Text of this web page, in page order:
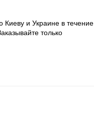
и Украине в течение
только